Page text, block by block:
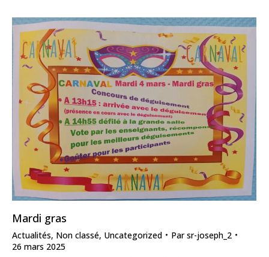
Mardi gras
Actualités, Non classé, Uncategorized Parsr-joseph_2
26 mars 2025